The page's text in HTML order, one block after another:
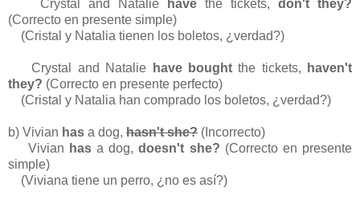
Crystal and Natalie
have the tickets, don't they?
(Correcto en presente simple)
(Cristal y Natalia tienen los boletos, ¿verdad?)
Crystal and Natalie have boughtthe tickets,
haven't
they? (Correcto en presente perfecto)
(Cristal y Natalia han comprado los boletos, ¿verdad?)
b) Vivian has a dog, hasn't she? (Incorrecto)
Vivian hasa dog,doesn't she? (Correcto en presente
simple)
(Viviana tiene un perro, ¿no es así?)